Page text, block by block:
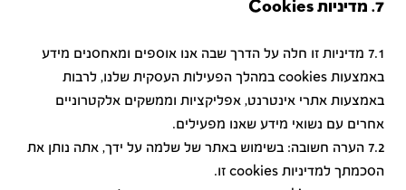
7. מדיניות Cookies
7.1 מדיניות זו חלה על הדרך שבה אנו אוספים ומאחסנים מידע
באמצעות cookies במהלך הפעילות העסקית שלנו, לרבות
באמצעות אתרי אינטרנט, אפליקציות וממשקים אלקטרוניים
אחרים עם נשואי מידע שאנו מפעילים.
7.2 הערה חשובה: בשימוש באתר של שלמה על ידך, אתה נותן את
הסכמתך למדיניות cookies זו.